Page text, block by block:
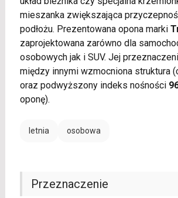
mieszanka zwiększająca
podłożu. Prezentowana opona marki
zaprojektowana zarówno dla
osobowych jak i SUV. Jej
między innymi wzmocniona struktura
oraz podwyższony indeks nośności
oponę).
letnia osobowa
Przeznaczenie